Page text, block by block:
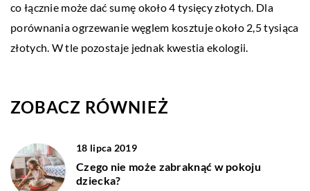
co łącznie może dać sumę około 4 tysięcy złotych. Dla
porównania ogrzewanie węglem kosztuje około 2,5 tysiąca
złotych. W tle pozostaje jednak kwestia ekologii.
ZOBACZ RÓWNIEŻ
18 lipca 2019
Czego nie może zabraknąć w pokoju
dziecka?